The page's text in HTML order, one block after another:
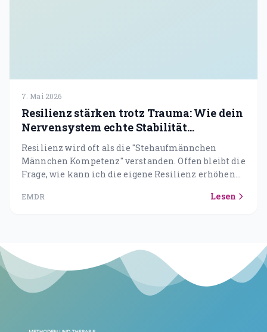
EMDR Live Webinar
EMDR Live Session – Aufzeichnung
Supervision
📝 Blog
Expertenfinder-Profil
7. Mai 2026
Resilienz stärken trotz Trauma: Wie dein
Nervensystem echte Stabilität
entwickelt
Resilienz wird oft als die "Stehaufmännchen
Männchen Kompetenz" verstanden. Offen bleibt die
Frage, wie kann ich die eigene Resilienz erhöhen
ich.
EMDR Lesen